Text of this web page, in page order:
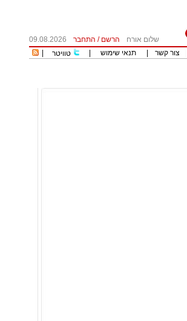
שלום אורח הרשם / התחבר
09.08.2026
צור קשר תנאי שימוש טוויטר